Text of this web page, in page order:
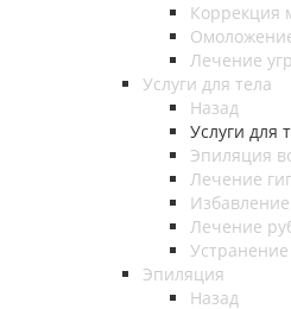
Коррекция
Лечение
Услуги для тела
Назад
Услуги для
Эпиляция
Лечение
Лечение
Эпиляция
Назад